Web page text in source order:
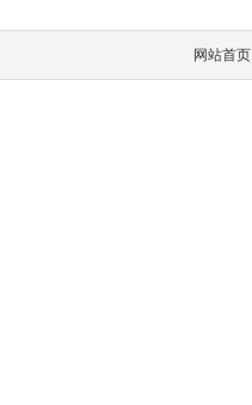
网站首页